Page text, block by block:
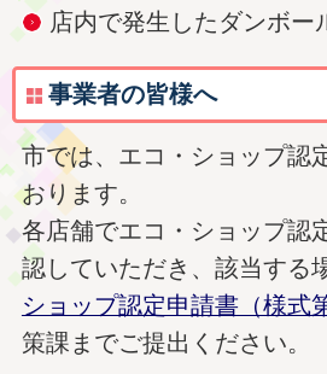
店内で発生したダンボー
事業者の皆様へ
市では、エコ・ショップ認
おります。
各店舗でエコ・ショップ認
認していただき、該当する
ショップ認定申請書（様式
策課までご提出ください。